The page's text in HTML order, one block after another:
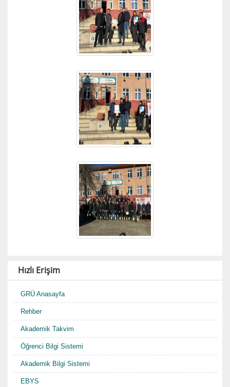
Hızlı Erişim
GRÜ Anasayfa
Rehber
Akademik Takvim
Öğrenci Bilgi Sistemi
Akademik Bilgi Sistemi
EBYS